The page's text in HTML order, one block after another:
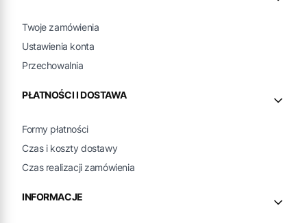
Twoje zamówienia
Ustawienia konta
Przechowalnia
PŁATNOŚCI I DOSTAWA
Formy płatności
Czas i koszty dostawy
Czas realizacji zamówienia
INFORMACJE